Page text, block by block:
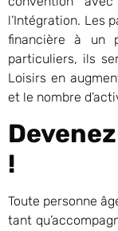
l’Intégration. Les
financière à un
particuliers, ils
Loisirs en
et le nombre
!
Toute personne
tant